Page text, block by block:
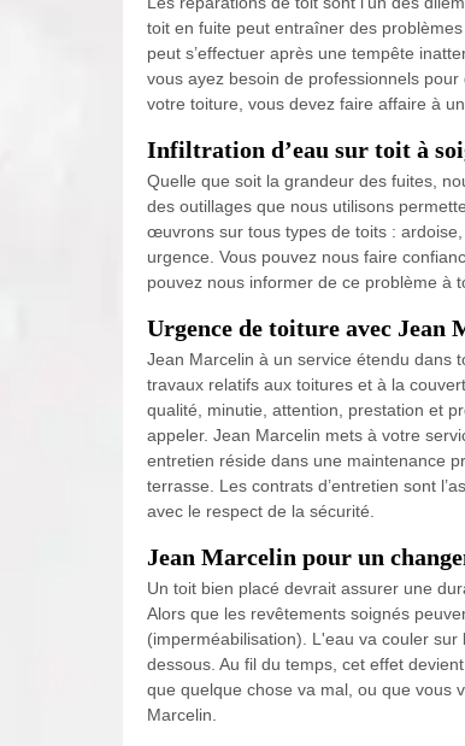
toit en fuite peut entraîner des
peut s’effectuer après une tempête
vous ayez besoin de professionnels
votre toiture, vous devez faire affaire à
Infiltration d’eau sur toit à
Quelle que soit la grandeur des fuites,
des outillages que nous utilisons
œuvrons sur tous types de toits :
urgence. Vous pouvez nous faire
pouvez nous informer de ce problème à
Urgence de toiture avec Jean
Jean Marcelin à un service étendu dans
travaux relatifs aux toitures et à la
qualité, minutie, attention, prestation et
appeler. Jean Marcelin mets à votre
entretien réside dans une maintenance
terrasse. Les contrats d’entretien sont
avec le respect de la sécurité.
Jean Marcelin pour un
Un toit bien placé devrait assurer une
Alors que les revêtements soignés
(imperméabilisation). L'eau va couler
dessous. Au fil du temps, cet effet
que quelque chose va mal, ou que vous
Marcelin.